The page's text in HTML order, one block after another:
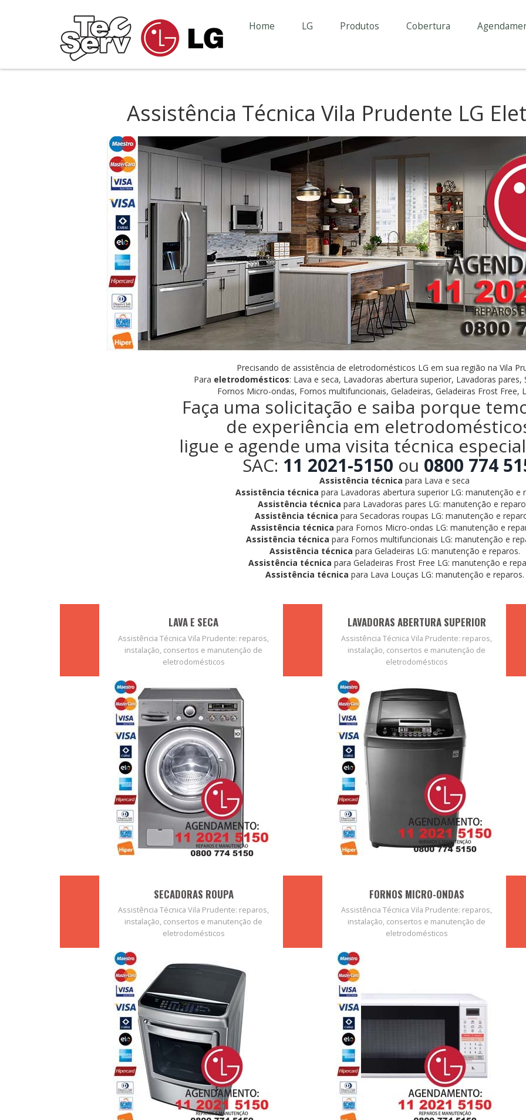
Home LG Produtos Cobertura
Assistência Técnica Vila Prudente LG
Precisando de assistência de eletrodomésticos LG em sua região na Vila
Para eletrodomésticos: Lava e seca, Lavadoras abertura superior, Lavadoras pares,
Fornos Micro-ondas, Fornos multifuncionais, Geladeiras, Geladeiras Frost Free,
Faça uma solicitação e saiba porque
de experiência em
ligue e agende uma visita técnica
SAC: 11 2021-5150 ou 0800 774
Assistência técnica para Lava e seca
Assistência técnica para Lavadoras abertura superior LG: manutenção e
Assistência técnica para Lavadoras pares LG: manutenção e
Assistência técnica para Secadoras roupas LG: manutenção e
Assistência técnica para Fornos Micro-ondas LG: manutenção e
Assistência técnica para Fornos multifuncionais LG: manutenção e
Assistência técnica para Geladeiras LG: manutenção e reparos.
Assistência técnica para Geladeiras Frost Free LG: manutenção e
Assistência técnica para Lava Louças LG: manutenção e reparos.
LAVA E SECA
Assistência Técnica Vila Prudente: reparos,
instalação, consertos e manutenção de
eletrodomésticos
LAVADORAS ABERTURA SUPERIOR
Assistência Técnica Vila Prudente: reparos,
instalação, consertos e manutenção de
eletrodomésticos
SECADORAS ROUPA
Assistência Técnica Vila Prudente: reparos,
instalação, consertos e manutenção de
eletrodomésticos
FORNOS MICRO-ONDAS
Assistência Técnica Vila Prudente: reparos,
instalação, consertos e manutenção de
eletrodomésticos